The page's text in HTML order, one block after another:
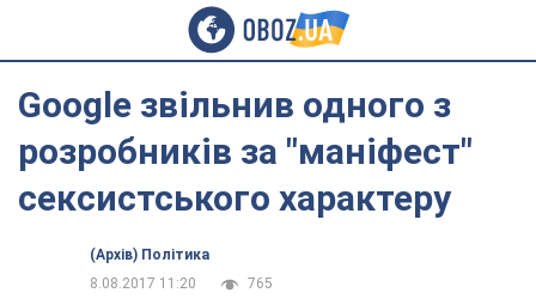
Google звільнив одного з
розробників за "маніфест"
сексистського характеру
(Архів) Політика
8.08.2017 11:20
765